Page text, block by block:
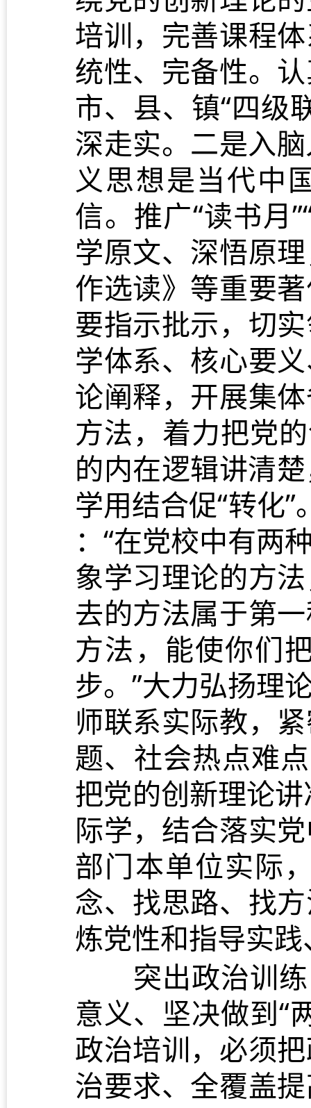
培训，完善课程
统性、完备性。
市、县、镇“四级
深走实。二是入
义思想是当代中
信。推广“读书月
学原文、深悟原
作选读》等重要
要指示批示，切
学体系、核心要
论阐释，开展集
方法，着力把党
的内在逻辑讲清
学用结合促“转化
：“在党校中有两
象学习理论的方
去的方法属于第
方法，能使你们
步。”大力弘扬理
师联系实际教，
题、社会热点难
把党的创新理论
际学，结合落实
部门本单位实际
念、找思路、找
炼党性和指导实
突出政治训练
意义、坚决做到“
政治培训，必须
治要求、全覆盖